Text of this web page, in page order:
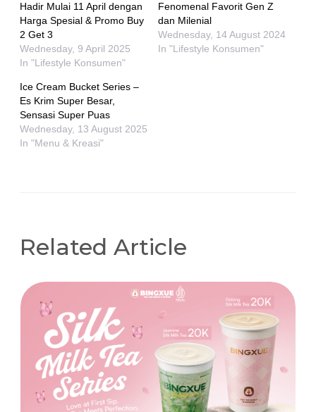
Hadir Mulai 11 April dengan
Harga Spesial & Promo Buy
2 Get 3
Wednesday, 9 April 2025
In "Lifestyle Konsumen"
Fenomenal Favorit Gen Z
dan Milenial
Wednesday, 14 August 2024
In "Lifestyle Konsumen"
Ice Cream Bucket Series –
Es Krim Super Besar,
Sensasi Super Puas
Wednesday, 13 August 2025
In "Menu & Kreasi"
Related Article